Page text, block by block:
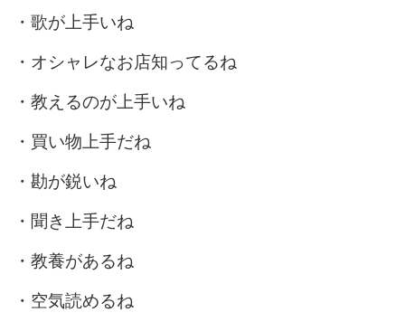
・歌が上手いね
・オシャレなお店知ってるね
・教えるのが上手いね
・買い物上手だね
・勘が鋭いね
・聞き上手だね
・教養があるね
・空気読めるね